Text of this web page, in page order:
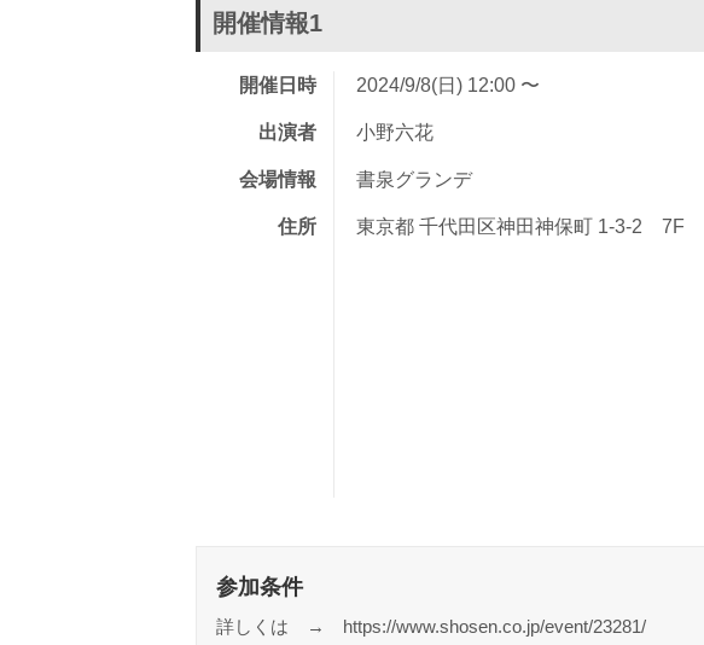
開催情報1
開催日時 2024/9/8(日) 12:00 〜
出演者 小野六花
会場情報 書泉グランデ
住所 東京都 千代田区神田神保町 1-3-2 7F
参加条件
詳しくは → https://www.shosen.co.jp/event/23281/